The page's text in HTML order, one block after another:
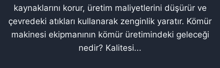
kaynaklarını korur, üretim maliyetlerini düşürür ve
çevredeki atıkları kullanarak zenginlik yaratır. Kömür
makinesi ekipmanının kömür üretimindeki geleceği
nedir? Kalitesi...